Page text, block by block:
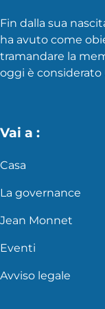
Fin dalla sua
ha avuto come
tramandare la
oggi è considerato
Vai a :
Casa
La governance
Jean Monnet
Eventi
Avviso legale